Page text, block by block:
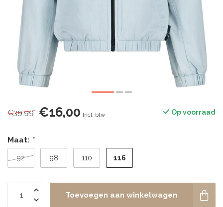
€39,99 €16,00 Incl. btw Op voorraad
Maat: *
92 98 110 116
Toevoegen aan winkelwagen